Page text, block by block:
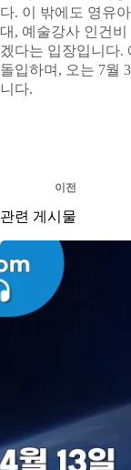
다. 이 밖에도 영유
대, 예술강사 인건
겠다는 입장입니다.
돌입하며, 오는 7월
니다.
이전
관련 게시물